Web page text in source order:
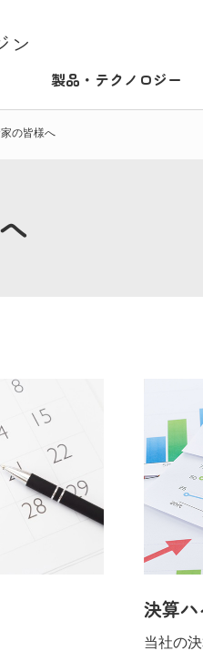
ン
製品・テクノロジー
の皆様へ
決算ハ
当社の